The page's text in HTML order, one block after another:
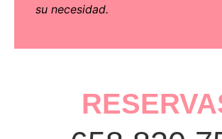
su necesidad.